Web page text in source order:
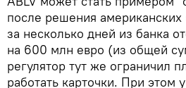
после решения американских
за несколько дней из банка
на 600 млн евро (из общей
регулятор тут же ограничил
работать карточки. При этом